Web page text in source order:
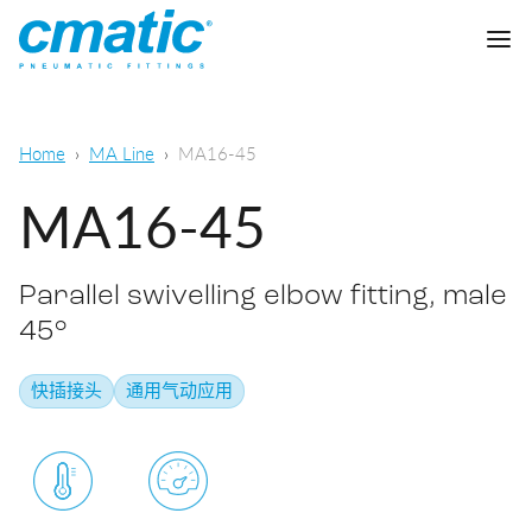
快插接头
快拧接头
卡套接头
通用气动
食品，化学&制药
Cmatic实验室
质量
销售网络
Home MA Line MA16-45
MA16-45
Parallel swivelling elbow fitting, male
45°
快插接头 通用气动应用